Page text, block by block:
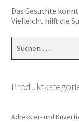
Das Gesuchte
Vielleicht hilft die
nach:
Adressier- und